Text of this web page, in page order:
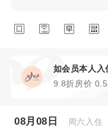
   
如会员本人入
9.8折房价
08月08日 周六入住